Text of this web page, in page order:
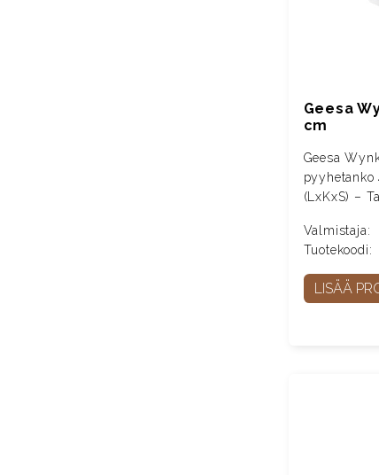
Geesa
cm
Geesa
(LxKxS) –
Valmistaja:
Tuotekoodi:
LISÄÄ